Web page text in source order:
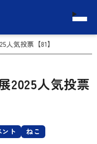
人気投票【81】
2025人気投票
ト ねこ